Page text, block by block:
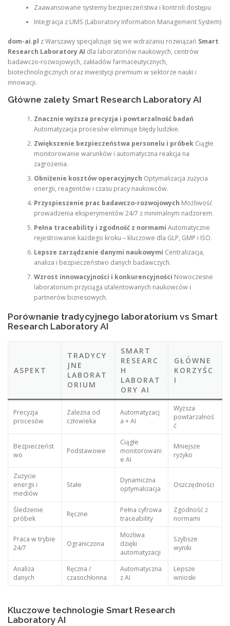
Zaawansowane systemy bezpieczeństwa i kontroli dostępu
Integracja z LIMS (Laboratory Information Management System)
dom-ai.pl z Warszawy specjalizuje się we wdrażaniu rozwiązań Smart
Research Laboratory AI dla laboratoriów naukowych, centrów
badawczo-rozwojowych, zakładów farmaceutycznych,
biotechnologicznych oraz inwestycji premium w sektorze nauki i
innowacji.
Główne zalety Smart Research Laboratory AI
Znacznie wyższa precyzja i powtarzalność badań
Automatyzacja procesów eliminuje błędy ludzkie.
Zwiększenie bezpieczeństwa personelu i próbekCiągłe
monitorowanie warunków i automatyczna reakcja na
zagrożenia.
Obniżenie kosztów operacyjnych Optymalizacja zużycia
energii, reagentów i czasu pracy naukowców.
Przyspieszenie prac badawczo-rozwojowych Możliwość
prowadzenia eksperymentów 24/7 z minimalnym nadzorem.
Pełna traceability i zgodność z normami Automatyczne
rejestrowanie każdego kroku – kluczowe dla GLP, GMP i ISO.
Lepsze zarządzanie danymi naukowymi Centralizacja,
analiza i bezpieczeństwo danych badawczych.
Wzrost innowacyjności i konkurencyjności Nowoczesne
laboratorium przyciąga utalentowanych naukowców i
partnerów biznesowych.
Porównanie tradycyjnego laboratorium vs Smart
Research Laboratory AI
ASPEKT
TRADYCY
JNE
LABORAT
ORIUM
SMART
RESEARC
H
LABORAT
ORY AI
GŁÓWNE
KORZYŚC
I
Precyzja
procesów
Zależna od
człowieka
Automatyzacj
a + AI
Wyższa
powtarzalnoś
ć
Bezpieczeńst
wo
Podstawowe
Ciągłe
monitorowani
e AI
Mniejsze
ryzyko
Zużycie
energii i
mediów
Stałe
Dynamiczna
optymalizacja
Oszczędności
Śledzenie
próbek
Ręczne
Pełna cyfrowa
traceability
Zgodność z
normami
Praca w trybie
24/7
Ograniczona
Możliwa
dzięki
automatyzacji
Szybsze
wyniki
Analiza
danych
Ręczna /
czasochłonna
Automatyczna
z AI
Lepsze
wnioski
Kluczowe technologie Smart Research
Laboratory AI